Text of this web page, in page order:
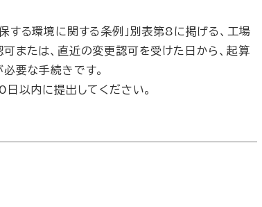
する環境に関する条例」別表第8に掲げる、工場
または、直近の変更認可を受けた日から、起算
要な手続きです。
以内に提出してください。